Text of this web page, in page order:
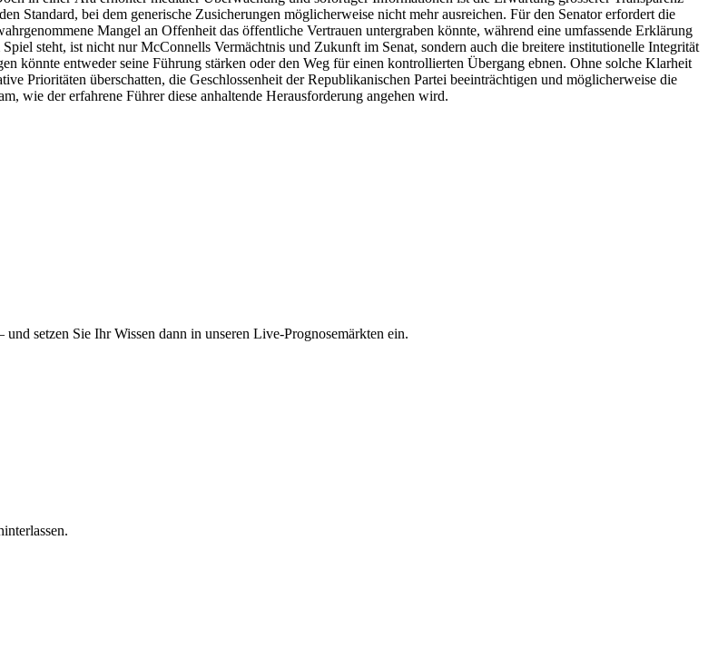
Standard, bei dem generische Zusicherungen möglicherweise nicht mehr ausreichen. Für den Senator erfordert die
Mangel an Offenheit das öffentliche Vertrauen untergraben könnte, während eine umfassende Erklärung
Spiel steht, ist nicht nur McConnells Vermächtnis und Zukunft im Senat, sondern auch die breitere institutionelle Integrität
könnte entweder seine Führung stärken oder den Weg für einen kontrollierten Übergang ebnen. Ohne solche Klarheit
Prioritäten überschatten, die Geschlossenheit der Republikanischen Partei beeinträchtigen und möglicherweise die
wie der erfahrene Führer diese anhaltende Herausforderung angehen wird.
setzen Sie Ihr Wissen dann in unseren Live-Prognosemärkten ein.